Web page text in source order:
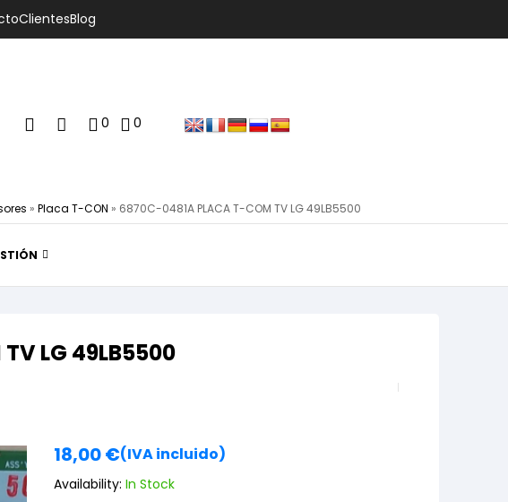
ClientesBlog
0 0
» Placa T-CON » 6870C-0481A PLACA T-COM TV LG 49LB5500
LG 49LB5500
18,00€(IVA incluido)
Availability: In Stock